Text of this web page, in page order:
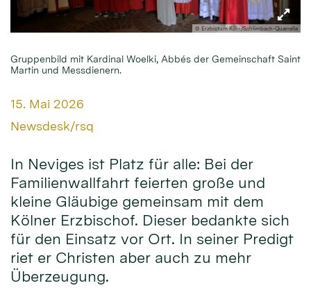
© Erzbistum Köln/Schlimbach-Quarrella
Gruppenbild mit Kardinal Woelki, Abbés der Gemeinschaft Saint
Martin und Messdienern.
Datum:
15. Mai 2026
Von:
Newsdesk/rsq
In Neviges ist Platz für alle: Bei der
Familienwallfahrt feierten große und
kleine Gläubige gemeinsam mit dem
Kölner Erzbischof. Dieser bedankte sich
für den Einsatz vor Ort. In seiner Predigt
riet er Christen aber auch zu mehr
Überzeugung.